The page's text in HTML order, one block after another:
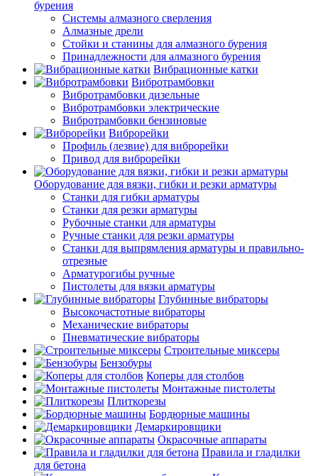
бурения
Системы алмазного сверления
Алмазные дрели
Стойки и станины для алмазного бурения
Принадлежности для алмазного бурения
Вибрационные катки
Вибротрамбовки
Вибротрамбовки дизельные
Вибротрамбовки электрические
Вибротрамбовки бензиновые
Виброрейки
Профиль (лезвие) для виброрейки
Привод для виброрейки
Оборудование для вязки, гибки и резки арматуры
Станки для гибки арматуры
Станки для резки арматуры
Рубочные станки для арматуры
Ручные станки для резки арматуры
Станки для выпрямления арматуры и правильно-
отрезные
Арматурогибы ручные
Пистолеты для вязки арматуры
Глубинные вибраторы
Высокочастотные вибраторы
Механические вибраторы
Пневматические вибраторы
Строительные миксеры
Бензобуры
Коперы для столбов
Монтажные пистолеты
Плиткорезы
Бордюрные машины
Демаркировщики
Окрасочные аппараты
Правила и гладилки
для бетона